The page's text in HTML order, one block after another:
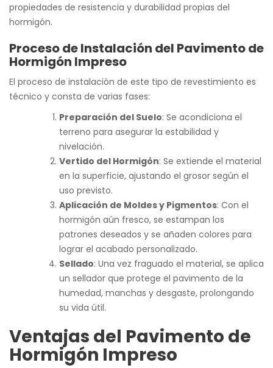
propiedades de resistencia y durabilidad propias del
hormigón.
Proceso de Instalación del Pavimento de
Hormigón Impreso
El proceso de instalación de este tipo de revestimiento es
técnico y consta de varias fases:
Preparación del Suelo: Se acondiciona el
terreno para asegurar la estabilidad y
nivelación.
Vertido del Hormigón: Se extiende el material
en la superficie, ajustando el grosor según el
uso previsto.
Aplicación de Moldes y Pigmentos: Con el
hormigón aún fresco, se estampan los
patrones deseados y se añaden colores para
lograr el acabado personalizado.
Sellado: Una vez fraguado el material, se aplica
un sellador que protege el pavimento de la
humedad, manchas y desgaste, prolongando
su vida útil.
Ventajas del Pavimento de
Hormigón Impreso